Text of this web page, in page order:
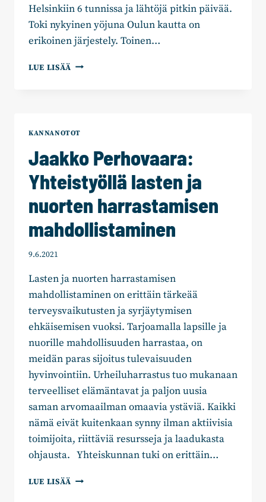
Helsinkiin 6 tunnissa ja lähtöjä pitkin päivää.
Toki nykyinen yöjuna Oulun kautta on
erikoinen järjestely. Toinen…
LUE LISÄÄ JAAKKO
?
KANNANOTOT
Jaakko Perhovaara:
Yhteistyöllä lasten ja
nuorten harrastamisen
mahdollistaminen
9.6.2021
Lasten ja nuorten harrastamisen
mahdollistaminen on erittäin tärkeää
terveysvaikutusten ja syrjäytymisen
ehkäisemisen vuoksi. Tarjoamalla lapsille ja
nuorille mahdollisuuden harrastaa, on
meidän paras sijoitus tulevaisuuden
hyvinvointiin. Urheiluharrastus tuo mukanaan
terveelliset elämäntavat ja paljon uusia
saman arvomaailman omaavia ystäviä. Kaikki
nämä eivät kuitenkaan synny ilman aktiivisia
toimijoita, riittäviä resursseja ja laadukasta
ohjausta. Yhteiskunnan tuki on erittäin…
LUE LISÄÄ JAAKKO